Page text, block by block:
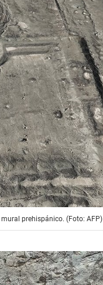
prehispánico. (Foto: AFP)